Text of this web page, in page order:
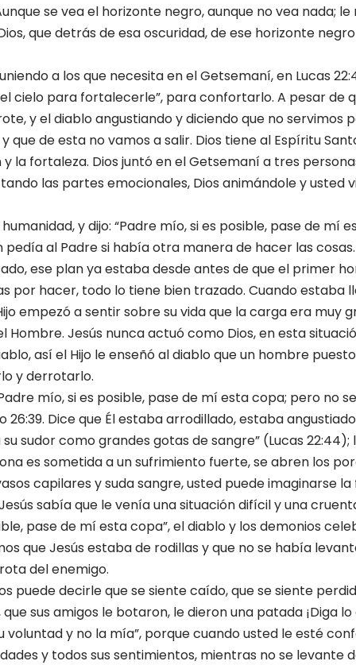
se vea el horizonte negro, aunque no vea nada;
que detrás de esa oscuridad, de ese horizonte
a los que necesita en el Getsemaní, en Lucas
cielo para fortalecerle”, para confortarlo. A pesar de
y el diablo angustiando y diciendo que no servimos
que de esta no vamos a salir. Dios tiene al Espíritu
la fortaleza. Dios juntó en el Getsemaní a tres
las partes emocionales, Dios animándole y usted
y dijo: “Padre mío, si es posible, pase de mí
pedía al Padre si había otra manera de hacer las
ese plan ya estaba desde antes de que el primer
por hacer, todo lo tiene bien trazado. Cuando estaba
empezó a sentir sobre su vida que la carga era muy
Hombre. Jesús nunca actuó como Dios, en esta
así el Hijo le enseñó al diablo que un hombre
y derrotarlo.
mío, si es posible, pase de mí esta copa; pero no
26:39. Dice que Él estaba arrodillado, estaba
sudor como grandes gotas de sangre” (Lucas
es sometida a un sufrimiento fuerte, se abren los
capilares y suda sangre, usted puede imaginarse
sabía que le venía una situación difícil y una
pase de mí esta copa”, el diablo y los demonios
que Jesús estaba de rodillas y que no se había
del enemigo.
puede decirle que se siente caído, que se siente
sus amigos le botaron, le dieron una patada ¡Diga
voluntad y no la mía”, porque cuando usted le esté
y todos sus sentimientos, mientras no se levante